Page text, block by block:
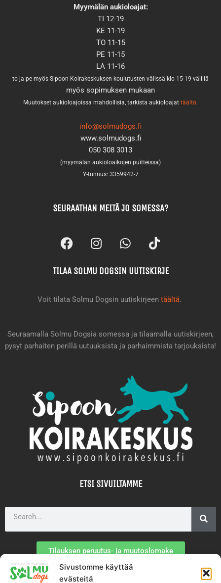
Sivustomme käyttää
evästeitä
Myymälän aukioloajat:
TI 12-19
KE 11-19
TO 11-15
PE 11-15
LA 11-16
to ja pe myös Sipoon Koirakeskuksen koulutusten välissä klo 15-19 välillä
myös sopimuksen mukaan
Muutokset aukioloajoissa mahdollisia, tarkista aukioloajat täältä.
info@solmudogs.fi
www.solmudogs.fi
050 308 3013
(myymälän aukioloaikojen puitteissa)
Y-tunnus: 3359942-7
SEURAATHAN MEITÄ JO SOMESSA?
F
a
e
o
I
n
t
g
m
W
h
t
a
T
i
t
k
TILAA SOLMU DOGSIN UUTISKIRJE
Voit tilata Solmu Dogsin uutiskirjeen täältä.
Seuraamalla Solmu Dogsia somessa ja tilaamalla uutiskirjeen,
pysyt parhaiten perillä uutuuksista ja parhaimmista tarjouksista!
ETSI SIVUILTAMME
Tilauksen peruutus- ja muutoslomake
TIETOA MEISTÄ